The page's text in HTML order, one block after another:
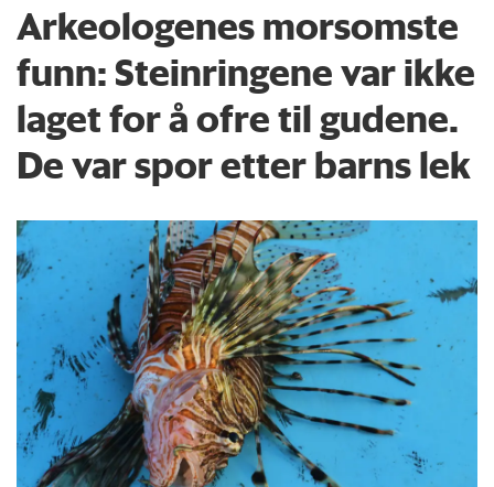
Arkeologenes morsomste
funn: Steinringene var ikke
laget for å ofre til gudene.
De var spor etter barns lek